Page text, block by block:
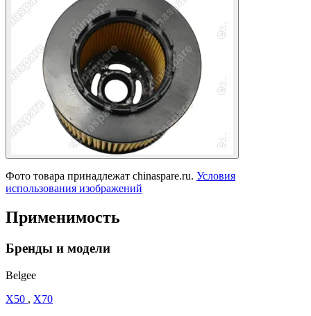
Фото товара принадлежат chinaspare.ru. Условия
использования изображений
Применимость
Бренды и модели
Belgee
X50 , X70